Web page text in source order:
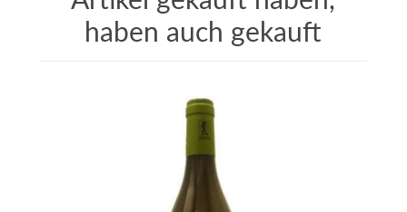
haben auch gekauft